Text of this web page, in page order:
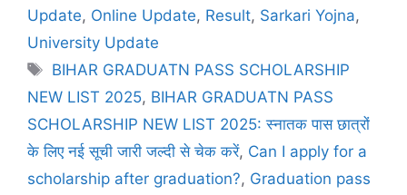
Update, Online Update, Result, Sarkari Yojna,
University Update
BIHAR GRADUATN PASS SCHOLARSHIP
NEW LIST 2025, BIHAR GRADUATN PASS
SCHOLARSHIP NEW LIST 2025: स्नातक पास छात्रों
के लिए नई सूची जारी जल्दी से चेक करें, Can I apply for a
scholarship after graduation?, Graduation pass